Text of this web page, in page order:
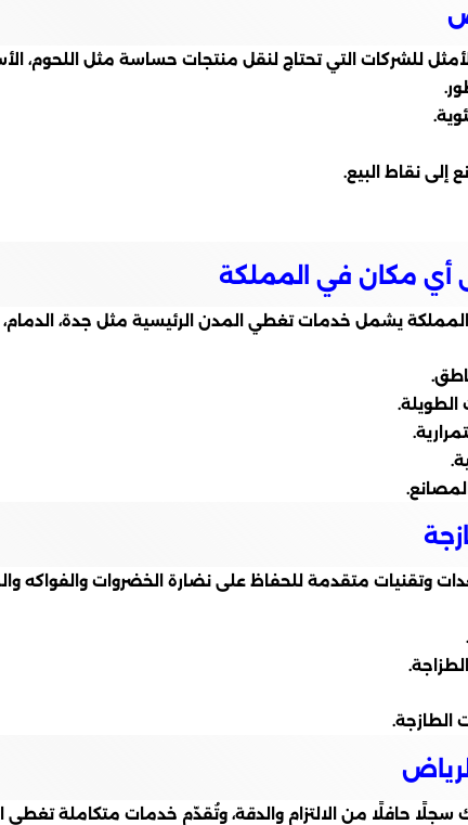
للشركات التي تحتاج لنقل منتجات حساسة مثل
نقاط البيع.
أي مكان في المملكة
يشمل خدمات تغطي المدن الرئيسية مثل جدة،
الطويلة.
وتقنيات متقدمة للحفاظ على نضارة الخضروات
الطازجة.
حافلًا من الالتزام والدقة، وتُقدّم خدمات متكاملة تغطي